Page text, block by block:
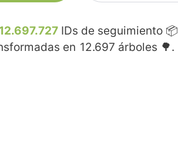
12.697.727 IDs de seguimiento 📦
en 12.697 árboles 🌳.